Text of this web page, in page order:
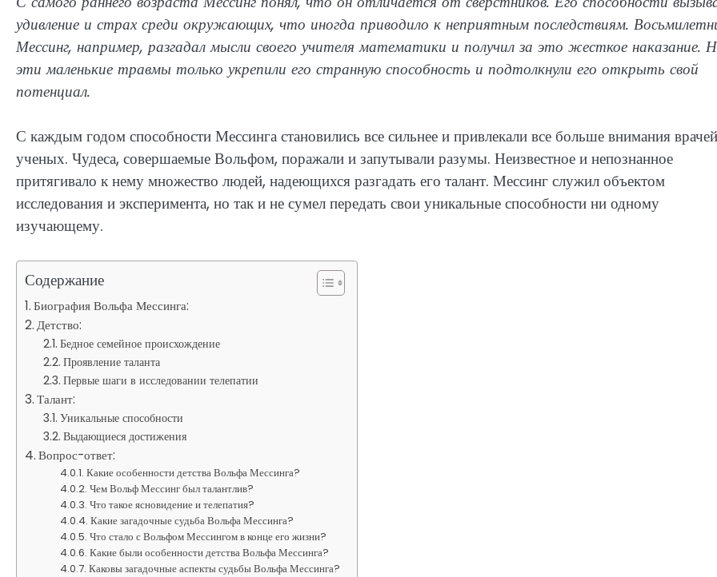
удивление и страх среди окружающих, что иногда приводило к неприятным последствиям.
Мессинг, например, разгадал мысли своего учителя математики и получил за это жесткое наказание.
эти маленькие травмы только укрепили его странную способность и подтолкнули его открыть свой
потенциал.
С каждым годом способности Мессинга становились все сильнее и привлекали все больше внимания
ученых. Чудеса, совершаемые Вольфом, поражали и запутывали разумы. Неизвестное и непознанное
притягивало к нему множество людей, надеющихся разгадать его талант. Мессинг служил объектом
исследования и эксперимента, но так и не сумел передать свои уникальные способности ни одному
изучающему.
Содержание
Биография Вольфа Мессинга:
Детство:
Бедное семейное происхождение
Проявление таланта
Первые шаги в исследовании телепатии
Талант:
Уникальные способности
Выдающиеся достижения
Вопрос-ответ:
Какие особенности детства Вольфа Мессинга?
Чем Вольф Мессинг был талантлив?
Что такое ясновидение и телепатия?
Какие загадочные судьба Вольфа Мессинга?
Что стало с Вольфом Мессингом в конце его жизни?
Какие были особенности детства Вольфа Мессинга?
Каковы загадочные аспекты судьбы Вольфа Мессинга?